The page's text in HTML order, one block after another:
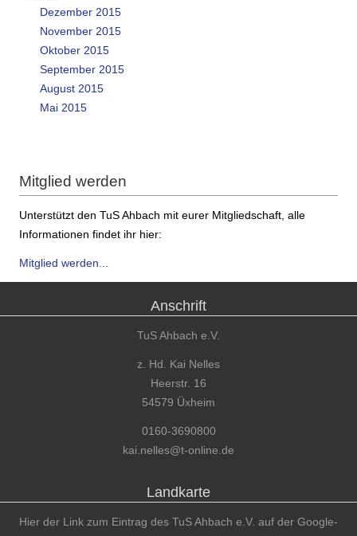
Dezember 2015
November 2015
Oktober 2015
September 2015
August 2015
Mai 2015
Mitglied werden
Unterstützt den TuS Ahbach mit eurer Mitgliedschaft, alle
Informationen findet ihr hier:
Mitglied werden...
Anschrift
TuS Ahbach e.V.
z. Hd. Kai Nelles
Heerstr. 16
54579 Üxheim
0160-3690800
kai.nelles@t-online.de
Landkarte
Hier der Link zum Eintrag des TuS Ahbach e.V. auf der Google-